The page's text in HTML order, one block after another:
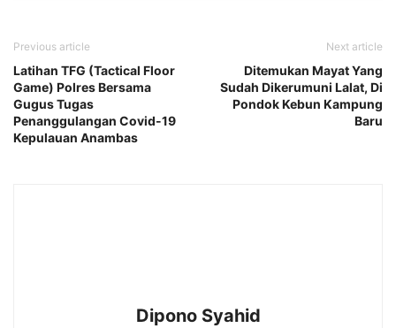
Previous article
Latihan TFG (Tactical Floor
Game) Polres Bersama
Gugus Tugas
Penanggulangan Covid-19
Kepulauan Anambas
Next article
Ditemukan Mayat Yang
Sudah Dikerumuni Lalat, Di
Pondok Kebun Kampung
Baru
Dipono Syahid